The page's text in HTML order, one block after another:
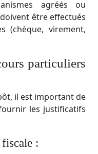
agréés ou
être effectués
(chèque, virement,
particuliers
il est important de
les justificatifs
: